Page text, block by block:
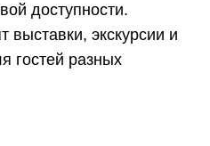
доступности.
выставки, экскурсии и
гостей разных